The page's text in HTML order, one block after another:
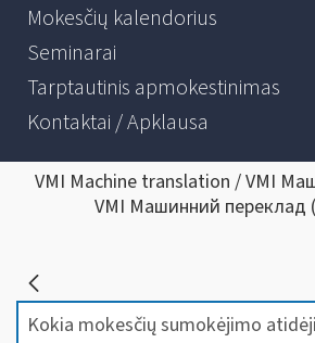
Mokesčių kalendorius
Seminarai
Tarptautinis apmokestinimas
Kontaktai / Apklausa
VMI Machine translation / VMI
VMI Машинний переклад (